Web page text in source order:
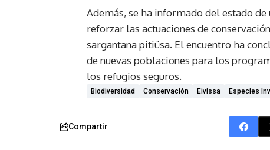
Además, se ha informado del estado
reforzar las actuaciones de
sargantana pitiüsa. El encuentro ha
de nuevas poblaciones para los
los refugios seguros.
Biodiversidad Conservación Eivissa Especies
Compartir